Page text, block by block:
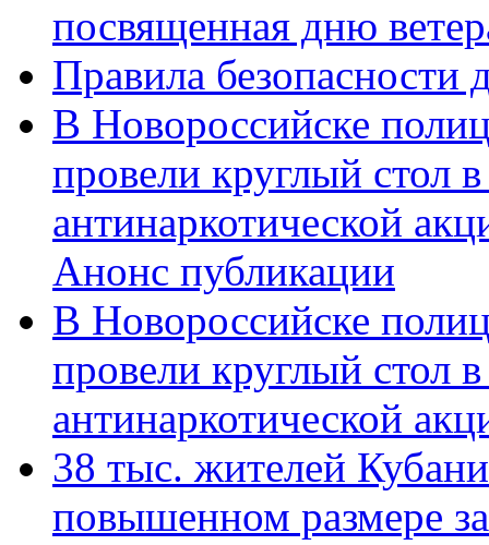
посвященная дню
Правила безопасности
В Новороссийске
провели круглый стол
антинаркотической
Анонс публикации
В Новороссийске
провели круглый стол
антинаркотической
38 тыс. жителей
повышенном размере